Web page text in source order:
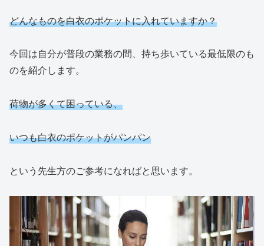
どんなものを白衣のポケットに入れていますか？
今回は自分が普段の業務の間、持ち歩いている最低限のも
のを紹介します。
荷物が多くて困っている、
いつも白衣のポケットがパンパン
という先生方のご参考になればと思います。